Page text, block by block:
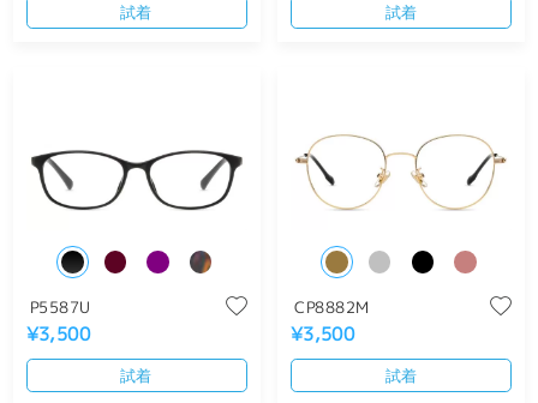
試着 試着
P5587U
¥3,500
試着
CP8882M
¥3,500
試着